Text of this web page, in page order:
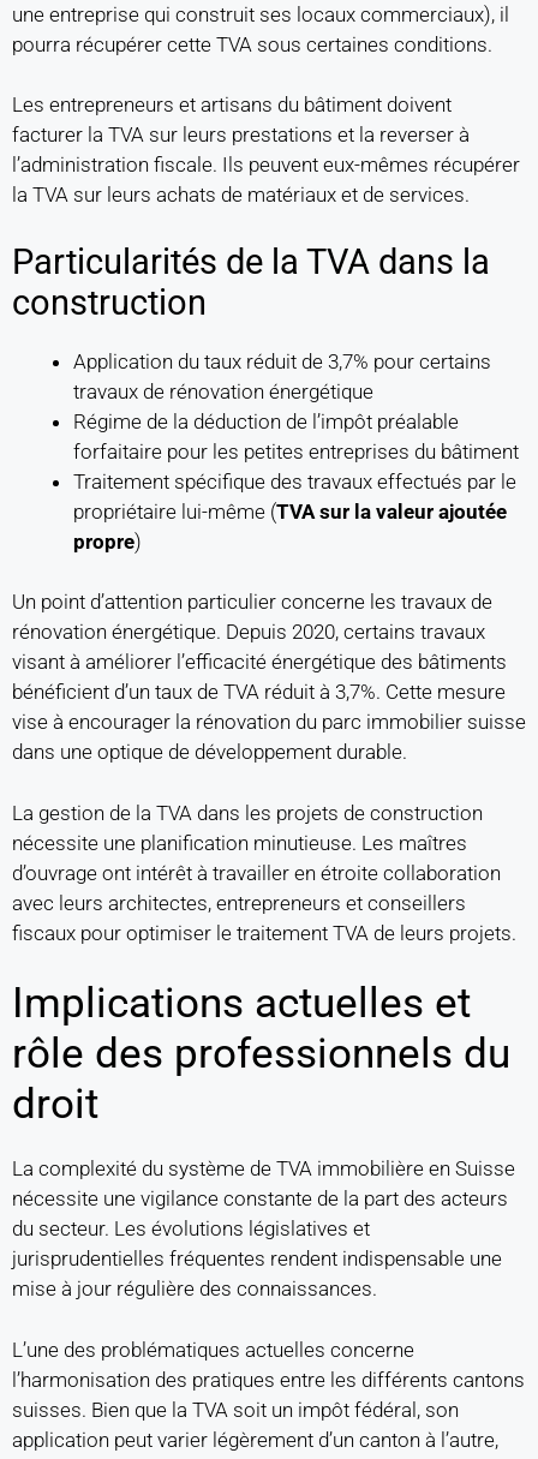
une entreprise qui construit ses locaux commerciaux), il
pourra récupérer cette TVA sous certaines conditions.
Les entrepreneurs et artisans du bâtiment doivent
facturer la TVA sur leurs prestations et la reverser à
l’administration fiscale. Ils peuvent eux-mêmes récupérer
la TVA sur leurs achats de matériaux et de services.
Particularités de la TVA dans la
construction
Application du taux réduit de 3,7% pour certains
travaux de rénovation énergétique
Régime de la déduction de l’impôt préalable
forfaitaire pour les petites entreprises du bâtiment
Traitement spécifique des travaux effectués par le
propriétaire lui-même (TVA sur la valeur ajoutée
propre)
Un point d’attention particulier concerne les travaux de
rénovation énergétique. Depuis 2020, certains travaux
visant à améliorer l’efficacité énergétique des bâtiments
bénéficient d’un taux de TVA réduit à 3,7%. Cette mesure
vise à encourager la rénovation du parc immobilier suisse
dans une optique de développement durable.
La gestion de la TVA dans les projets de construction
nécessite une planification minutieuse. Les maîtres
d’ouvrage ont intérêt à travailler en étroite collaboration
avec leurs architectes, entrepreneurs et conseillers
fiscaux pour optimiser le traitement TVA de leurs projets.
Implications actuelles et
rôle des professionnels du
droit
La complexité du système de TVA immobilière en Suisse
nécessite une vigilance constante de la part des acteurs
du secteur. Les évolutions législatives et
jurisprudentielles fréquentes rendent indispensable une
mise à jour régulière des connaissances.
L’une des problématiques actuelles concerne
l’harmonisation des pratiques entre les différents cantons
suisses. Bien que la TVA soit un impôt fédéral, son
application peut varier légèrement d’un canton à l’autre,